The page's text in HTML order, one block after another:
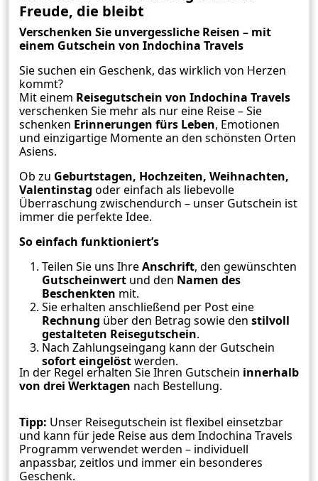
Freude, die bleibt
Verschenken Sie unvergessliche Reisen – mit
einem Gutschein von Indochina Travels
Sie suchen ein Geschenk, das wirklich von Herzen
kommt?
Mit einem Reisegutschein von Indochina Travels
verschenken Sie mehr als nur eine Reise – Sie
schenken Erinnerungen fürs Leben, Emotionen
und einzigartige Momente an den schönsten Orten
Asiens.
Ob zu Geburtstagen, Hochzeiten, Weihnachten,
Valentinstag oder einfach als liebevolle
Überraschung zwischendurch – unser Gutschein ist
immer die perfekte Idee.
So einfach funktioniert’s
Teilen Sie uns IhreAnschrift , den gewünschten
Gutscheinwert und den Namen des
Beschenkten mit.
Sie erhalten anschließend per Post eine
Rechnung über den Betrag sowie den stilvoll
gestalteten Reisegutschein.
Nach Zahlungseingang kann der Gutschein
sofort eingelöstwerden.
In der Regel erhalten Sie Ihren Gutschein innerhalb
von drei Werktagen nach Bestellung.
Tipp: Unser Reisegutschein ist flexibel einsetzbar
und kann für jede Reise aus dem Indochina Travels
Programm verwendet werden – individuell
anpassbar, zeitlos und immer ein besonderes
Geschenk.